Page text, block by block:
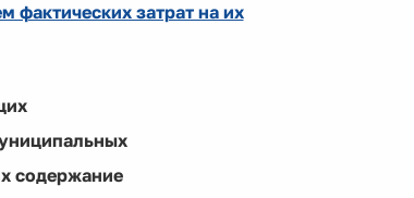
фактических затрат на их
содержание